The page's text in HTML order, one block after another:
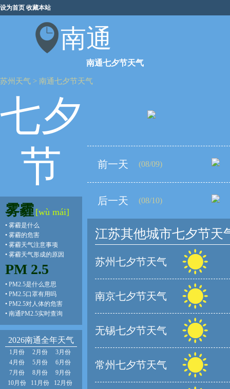
设为首页 收藏本站
南通
南通七夕节天气
苏州天气 > 南通七夕节天气
七夕
节
雾霾 [wù mái]
• 雾霾是什么
• 雾霾的危害
• 雾霾天气注意事项
• 雾霾天气形成的原因
PM 2.5
• PM2.5是什么意思
• PM2.5口罩有用吗
• PM2.5对人体的危害
• 南通PM2.5实时查询
2026南通全年天气
1月份 2月份
3月份
4月份
5月份
6月份
7月份
8月份
9月份
10月份
11月份 12月份
前一天 (08/09)
后一天 (08/10)
江苏其他城市七夕节天
苏州七夕节天气
南京七夕节天气
无锡七夕节天气
常州七夕节天气